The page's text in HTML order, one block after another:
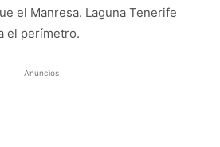
el Manresa. Laguna Tenerife
el perímetro.
Anuncios